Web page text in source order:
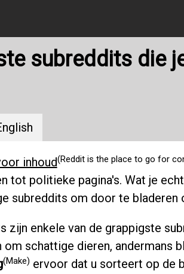
subreddits die
inhoud(Reddit is the place to go for
tot politieke pagina's. Wat je
subreddits om door te bladeren
zijn enkele van de grappigste
schattige dieren, andermans
(Make) ervoor dat u sorteert op de